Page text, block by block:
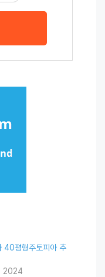
40평형주토피아 추
2024